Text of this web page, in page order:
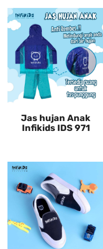
Jas hujan Anak
Infikids IDS 971